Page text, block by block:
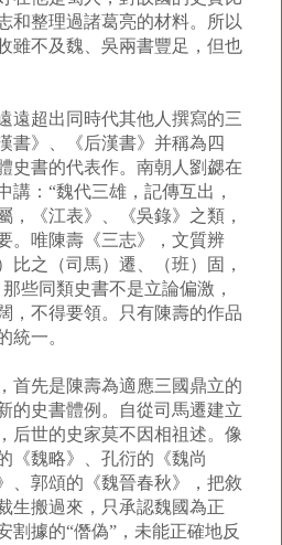
和整理過諸葛亮的材料。所以
雖不及魏、吳兩書豐足，但也
超出同時代其他人撰寫的三
書》、《后漢書》并稱為四
史書的代表作。南朝人劉勰在
講：“魏代三雄，記傳互出，
，《江表》、《吳錄》之類，
。唯陳壽《三志》，文質辨
比之（司馬）遷、（班）固，
些同類史書不是立論偏激，
，不得要領。只有陳壽的作品
統一。
先是陳壽為適應三國鼎立的
的史書體例。自從司馬遷建立
后世的史家莫不因相祖述。像
《魏略》、孔衍的《魏尚
、郭頌的《魏晉春秋》，把敘
生搬過來，只承認魏國為正
割據的“僭偽”，未能正確地反